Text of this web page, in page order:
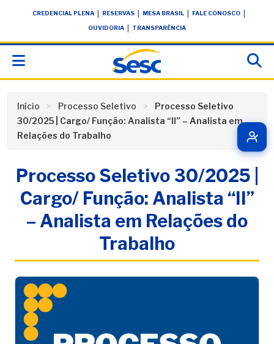
conteúdoCREDENCIAL PLENA RESERVAS MESA BRASIL FALE CONOSCO
OUVIDORIA TRANSPARÊNCIA
Início Processo Seletivo
Processo Seletivo
30/2025 | Cargo/ Função: Analista “II” – Analista em
Relações do Trabalho
Processo Seletivo 30/2025 |
Cargo/ Função: Analista “II”
– Analista em Relações do
Trabalho